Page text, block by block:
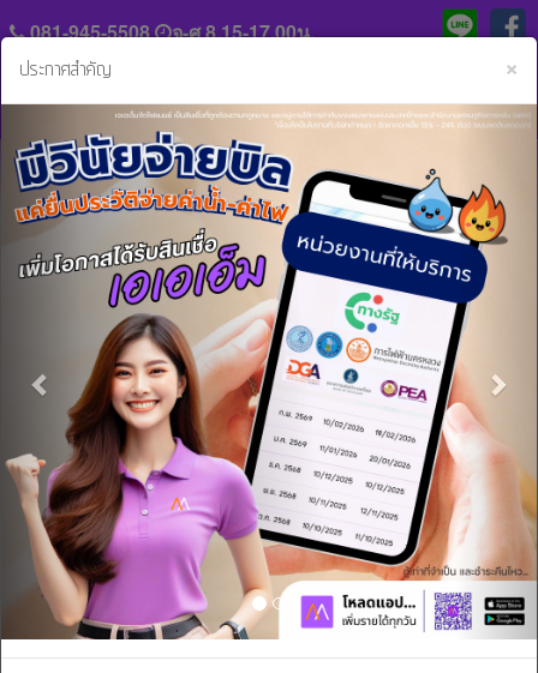
081-945-5508 จ-ศ 8.15-17.00น.
แจ้ง
หลัก
ฐาน
ชำระ
เชื่อ
และ
บริการ
ทางการ
เงิน
ประวัติ
ความ
เป็น
กับ
ติดต่อ
เรา
ข่าวสารและกิจกรรม
เอเอเอ็มจัดไฟแนนซ์ ออกสานสัมพันธ์ที่สำนักงานที่ดินและจัด
กิจกรรมแนะนำแอพเอเอเอ็ม
เอเอเอ็มจัดไฟแนนซ์ ออกสานสัมพันธ์ที่
สำนักงานที่ดินและจัดกิจกรรมแนะนำแอพเอ
เอเอ็ม
06 พ.ย. 2561 13:34:38 น.
เอเอเอ็มจัดไฟแนนซ์ ออกสานสัมพันธ์ที่สำนักงานที่ดินและจัดกิจกรรมแนะ
นำแอพเอเอเอ็ม
เพราะเพียงแค่หยิบ โหลด เข้าแอพ แค่นั้น... ทีมสานสัมพันธ์เราพร้อม
×
ประกาศสำคัญ
Previous